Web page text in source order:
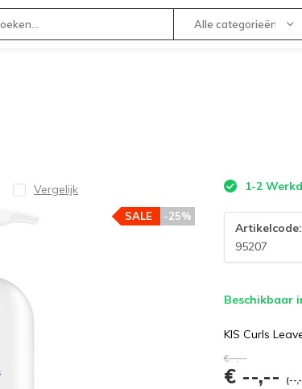
Alle categorieën
Vergelijk
-25%
SALE
1-2
Artikelcode:
95207
Beschikbaar
KIS Curls
€--,--
€ --,-- (--